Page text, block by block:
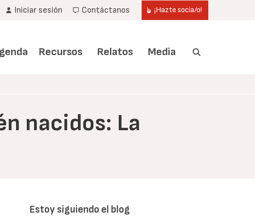
Iniciar sesión Contáctanos ¡Hazte socia/o!
Recursos Relatos Media
nacidos: La
Estoy siguiendo el blog